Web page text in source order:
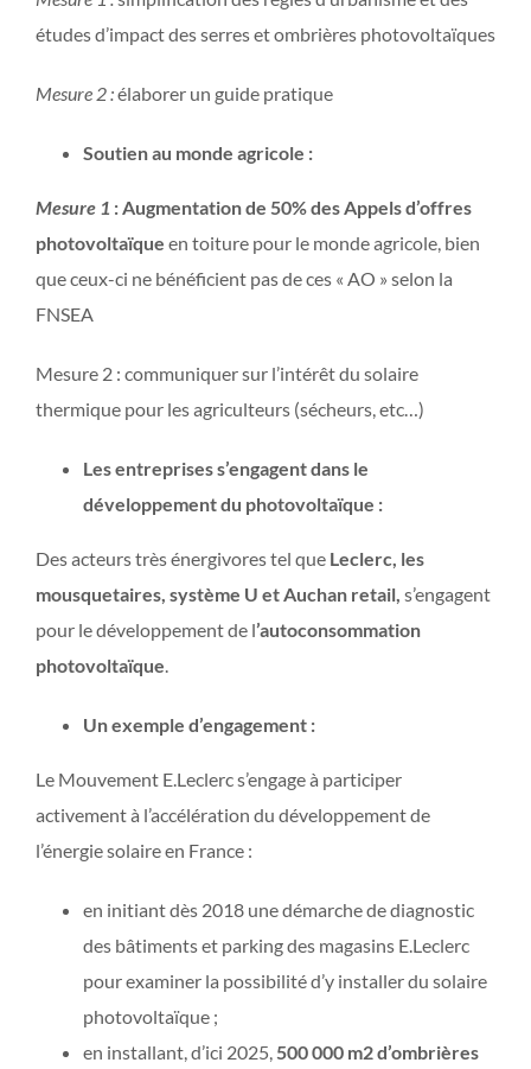
études d’impact des serres et ombrières photovoltaïques
Mesure 2 :élaborer un guide pratique
Soutien au monde agricole :
Mesure 1 : Augmentation de 50% des Appels d’offres
photovoltaïque en toiture pour le monde agricole, bien
que ceux-ci ne bénéficient pas de ces « AO » selon la
FNSEA
Mesure 2 : communiquer sur l’intérêt du solaire
thermique pour les agriculteurs (sécheurs, etc…)
Les entreprises s’engagent dans le
développement du photovoltaïque :
Des acteurs très énergivores tel que Leclerc, les
mousquetaires, système U et Auchan retail, s’engagent
pour le développement de l’autoconsommation
photovoltaïque.
Un exemple d’engagement :
Le Mouvement E.Leclerc s’engage à participer
activement à l’accélération du développement de
l’énergie solaire en France :
en initiant dès 2018 une démarche de diagnostic
des bâtiments et parking des magasins E.Leclerc
pour examiner la possibilité d’y installer du solaire
photovoltaïque ;
en installant, d’ici 2025,500 000 m2 d’ombrières